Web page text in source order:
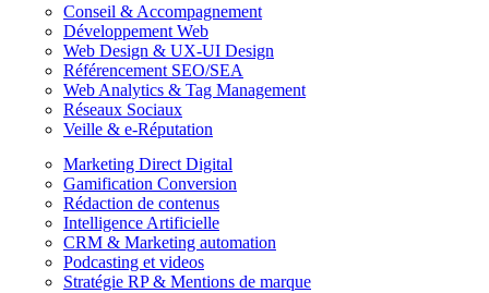
Conseil & Accompagnement
Développement Web
Web Design & UX-UI Design
Référencement SEO/SEA
Web Analytics & Tag Management
Réseaux Sociaux
Veille & e-Réputation
Marketing Direct Digital
Gamification Conversion
Rédaction de contenus
Intelligence Artificielle
CRM & Marketing automation
Podcasting et videos
Stratégie RP & Mentions de marque